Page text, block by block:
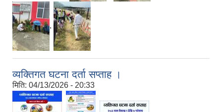
,
व्यक्तिगत घटना दर्ता सप्ताह ।
मिति: 04/13/2026 - 20:33